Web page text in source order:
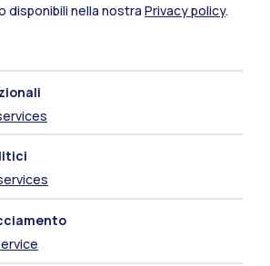
disponibili nella nostra Privacy policy.